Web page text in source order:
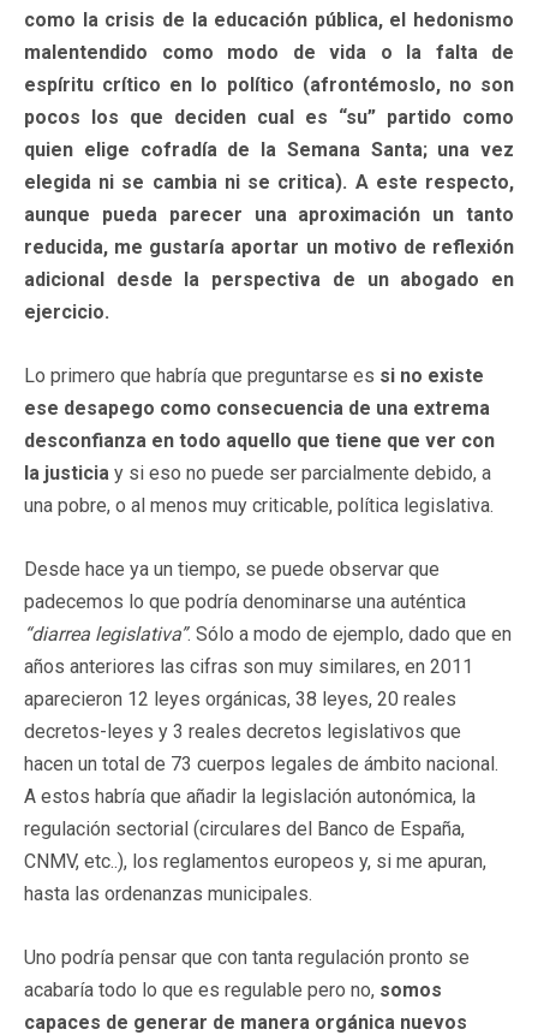
como la crisis de la educación pública, el hedonismo
malentendido como modo de vida o la falta de
espíritu crítico en lo político (afrontémoslo, no son
pocos los que deciden cual es “su” partido como
quien elige cofradía de la Semana Santa; una vez
elegida ni se cambia ni se critica). A este respecto,
aunque pueda parecer una aproximación un tanto
reducida, me gustaría aportar un motivo de reflexión
adicional desde la perspectiva de un abogado en
ejercicio.
Lo primero que habría que preguntarse es si no existe
ese desapego como consecuencia de una extrema
desconfianza en todo aquello que tiene que ver con
la justicia y si eso no puede ser parcialmente debido, a
una pobre, o al menos muy criticable, política legislativa.
Desde hace ya un tiempo, se puede observar que
padecemos lo que podría denominarse una auténtica
“diarrea legislativa”. Sólo a modo de ejemplo, dado que en
años anteriores las cifras son muy similares, en 2011
aparecieron 12 leyes orgánicas, 38 leyes, 20 reales
decretos-leyes y 3 reales decretos legislativos que
hacen un total de 73 cuerpos legales de ámbito nacional.
A estos habría que añadir la legislación autonómica, la
regulación sectorial (circulares del Banco de España,
CNMV, etc..), los reglamentos europeos y, si me apuran,
hasta las ordenanzas municipales.
Uno podría pensar que con tanta regulación pronto se
acabaría todo lo que es regulable pero no, somos
capaces de generar de manera orgánica nuevos